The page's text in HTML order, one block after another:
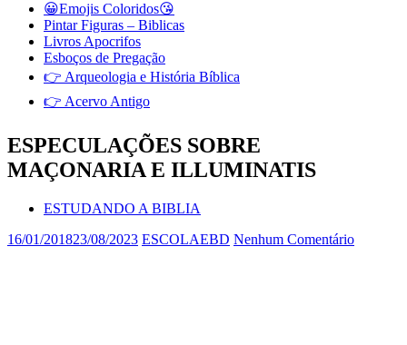
😀Emojis Coloridos😘
Pintar Figuras – Biblicas
Livros Apocrifos
Esboços de Pregação
👉 Arqueologia e História Bíblica
👉 Acervo Antigo
ESPECULAÇÕES SOBRE
MAÇONARIA E ILLUMINATIS
ESTUDANDO A BIBLIA
16/01/201823/08/2023 ESCOLAEBD Nenhum Comentário